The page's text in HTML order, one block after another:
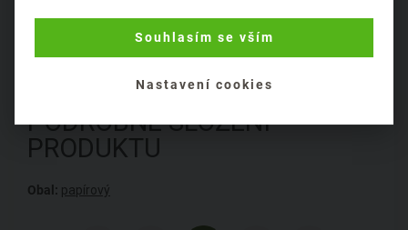
Položit dotaz
PODROBNÉ SLOŽENÍ
PRODUKTU
Obal: papírový
Souhlasím se vším
Nastavení cookies